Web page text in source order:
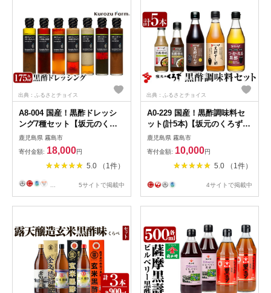
出典：ふるさとチョイス
A8-004 国産！黒酢ドレッシ
ング7種セット【坂元のくろ
ず】霧島市 調味料 お酢 詰め
鹿児島県 霧島市
寄付金額: 18,000円
5.0 （1件）
5サイトで掲載中
出典：ふるさとチョイス
A0-229 国産！黒酢調味料セ
ット(計5本)【坂元のくろず】
霧島市 調味料 お酢 詰め合わ
鹿児島県 霧島市
寄付金額: 10,000円
5.0 （1件）
4サイトで掲載中